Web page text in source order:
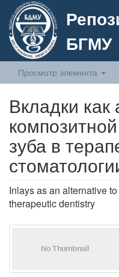
БГМУ
Просмотр элемента
Вкладки как
зуба в
Inlays as an alternative
therapeutic dentistry